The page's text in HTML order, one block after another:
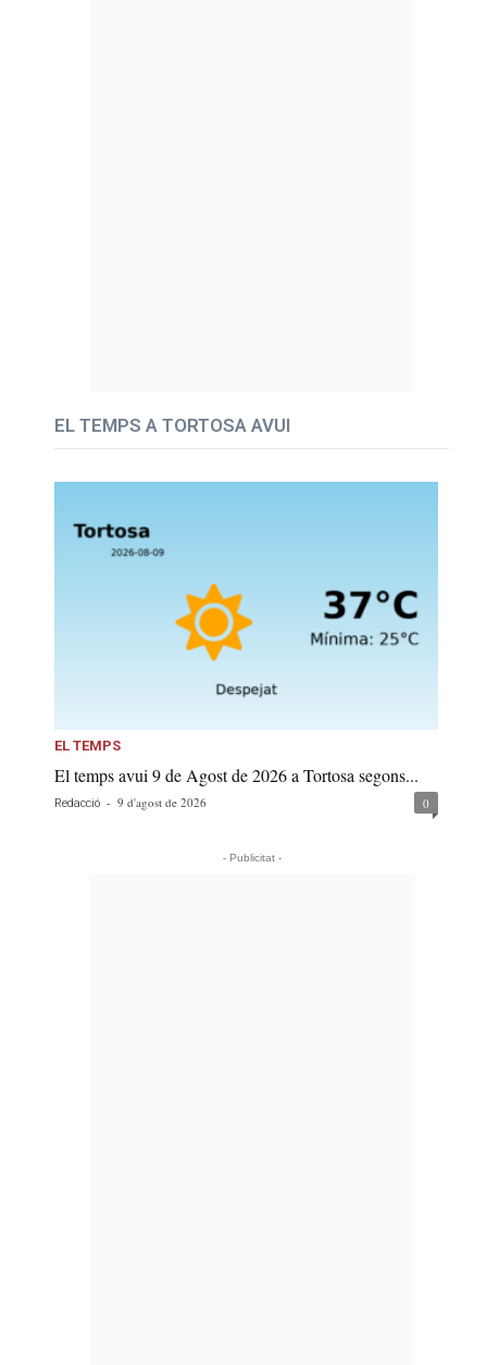
EL TEMPS A TORTOSA AVUI
EL TEMPS
El temps avui 9 de Agost de 2026 a Tortosa segons...
Redacció - 9 d'agost de 2026 0
- Publicitat -